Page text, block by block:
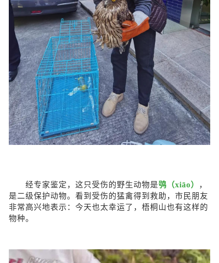
经专家鉴定，这只受伤的野生动物是鸮（xiāo）
，
是二级保护动物。看到受伤的猛禽得到救助，市民朋友
非常高兴地表示：今天也太幸运了，梧桐山也有这样的
物种。